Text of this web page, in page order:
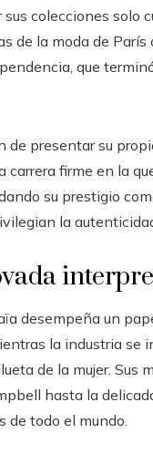
colecciones solo
de la moda de
que
de presentar su
carrera firme en la
su prestigio
la
desempeña un
la industria se
de la mujer.
hasta la
de todo el mundo.